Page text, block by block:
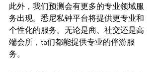
此外，我们预测会有更多的专业领域服
务出现。悉尼私钟平台将提供更专业和
个性化的服务。无论是商、社交还是高
端会所，ta们都能提供专业的伴游服
务。